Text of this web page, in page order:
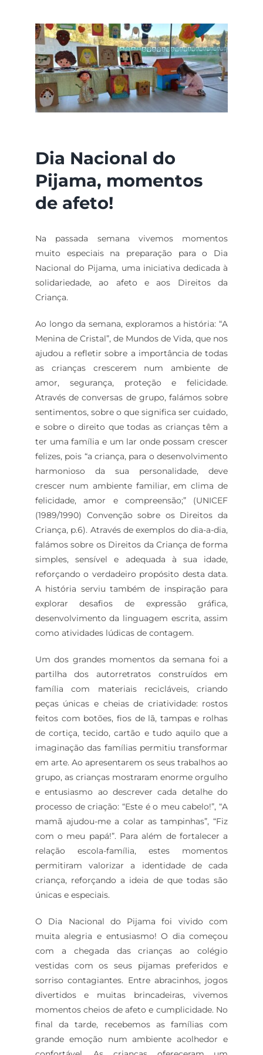
Dia Nacional do
Pijama, momentos
de afeto!
Na passada semana vivemos momentos
muito especiais na preparação para o Dia
Nacional do Pijama, uma iniciativa dedicada à
solidariedade, ao afeto e aos Direitos da
Criança.
Ao longo da semana, exploramos a história: “A
Menina de Cristal”, de Mundos de Vida, que nos
ajudou a refletir sobre a importância de todas
as crianças crescerem num ambiente de
amor, segurança, proteção e felicidade.
Através de conversas de grupo, falámos sobre
sentimentos, sobre o que significa ser cuidado,
e sobre o direito que todas as crianças têm a
ter uma família e um lar onde possam crescer
felizes, pois “a criança, para o desenvolvimento
harmonioso da sua personalidade, deve
crescer num ambiente familiar, em clima de
felicidade, amor e compreensão;” (UNICEF
(1989/1990) Convenção sobre os Direitos da
Criança, p.6). Através de exemplos do dia-a-dia,
falámos sobre os Direitos da Criança de forma
simples, sensível e adequada à sua idade,
reforçando o verdadeiro propósito desta data.
A história serviu também de inspiração para
explorar desafios de expressão gráfica,
desenvolvimento da linguagem escrita, assim
como atividades lúdicas de contagem.
Um dos grandes momentos da semana foi a
partilha dos autorretratos construídos em
família com materiais recicláveis, criando
peças únicas e cheias de criatividade: rostos
feitos com botões, fios de lã, tampas e rolhas
de cortiça, tecido, cartão e tudo aquilo que a
imaginação das famílias permitiu transformar
em arte. Ao apresentarem os seus trabalhos ao
grupo, as crianças mostraram enorme orgulho
e entusiasmo ao descrever cada detalhe do
processo de criação: “Este é o meu cabelo!”, “A
mamã ajudou-me a colar as tampinhas”, “Fiz
com o meu papá!”. Para além de fortalecer a
relação escola-família, estes momentos
permitiram valorizar a identidade de cada
criança, reforçando a ideia de que todas são
únicas e especiais.
O Dia Nacional do Pijama foi vivido com
muita alegria e entusiasmo! O dia começou
com a chegada das crianças ao colégio
vestidas com os seus pijamas preferidos e
sorriso contagiantes. Entre abracinhos, jogos
divertidos e muitas brincadeiras, vivemos
momentos cheios de afeto e cumplicidade. No
final da tarde, recebemos as famílias com
grande emoção num ambiente acolhedor e